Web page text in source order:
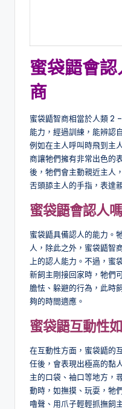
蜜袋鼯會
商
蜜袋鼯智商相當於人類 2
能力，經過訓練，能辨認
例如在主人呼叫時飛到主
商讓牠們擁有非常出色的
後，牠們會主動親近主人
舌頭舔主人的手指，表達
蜜袋鼯會認人
蜜袋鼯具備認人的能力。
人，除此之外，蜜袋鼯智
上的認人能力。不過，蜜
新飼主剛接回家時，牠們
膽怯、躲避的行為，此時
夠的時間適應。
蜜袋鼯互動性
在互動性方面，蜜袋鼯的
任後，會表現出極高的黏
主的口袋、袖口等地方，
動時，如撫摸、玩耍，牠
嚕聲、用爪子輕輕抓撫飼